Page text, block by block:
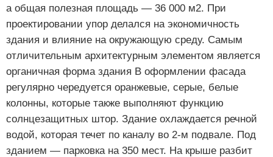
а общая полезная площадь — 36 000 м2. При
проектировании упор делался на экономичность
здания и влияние на окружающую среду. Самым
отличительным архитектурным элементом является
органичная форма здания В оформлении фасада
регулярно чередуется оранжевые, серые, белые
колонны, которые также выполняют функцию
солнцезащитных штор. Здание охлаждается речной
водой, которая течет по каналу во 2-м подвале. Под
зданием — парковка на 350 мест. На крыше разбит